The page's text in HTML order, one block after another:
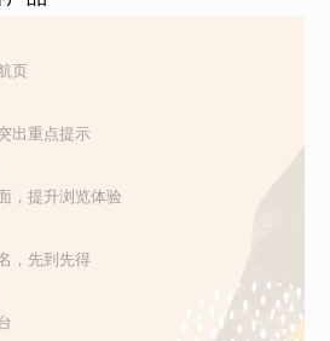
页
出重点提示
，提升浏览体验
，先到先得